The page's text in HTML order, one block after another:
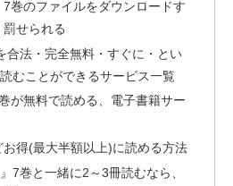
巻のファイルをダウンロードす
せられる
合法・完全無料・すぐに・とい
むことができるサービス一覧
が無料で読める、電子書籍サー
得(最大半額以上)に読める方法
7巻と一緒に2～3冊読むなら、